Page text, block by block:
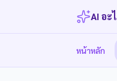
AI อะ
หน้าหลัก